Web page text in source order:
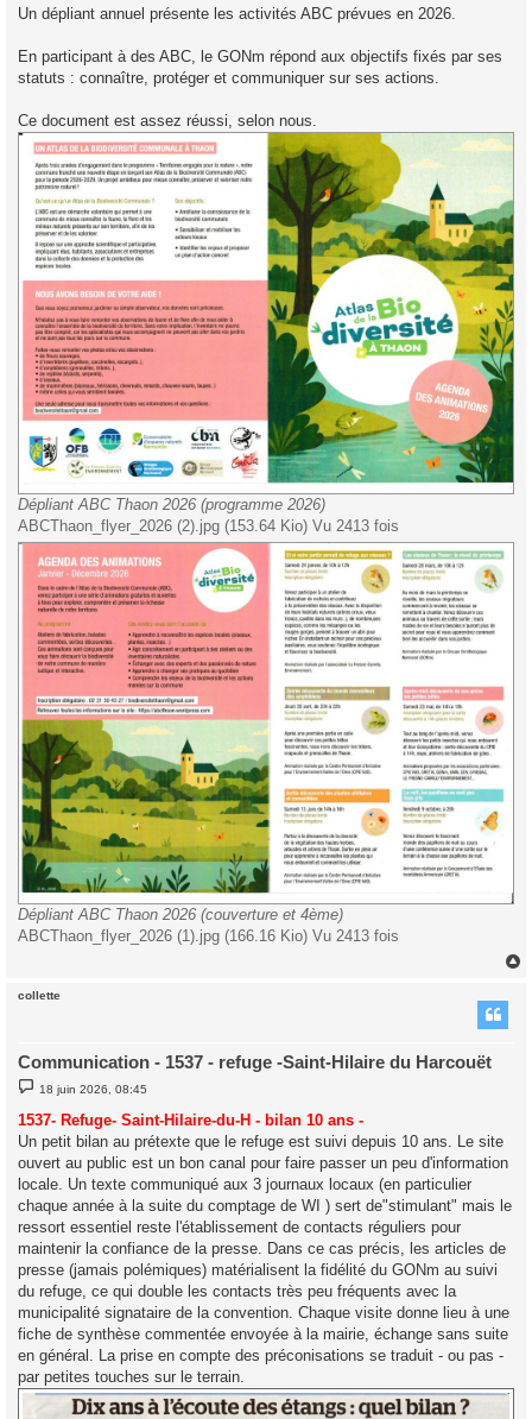
Un dépliant annuel présente les activités ABC prévues en 2026.
En participant à des ABC, le GONm répond aux objectifs fixés par ses
statuts : connaître, protéger et communiquer sur ses actions.
Ce document est assez réussi, selon nous.
Dépliant ABC Thaon 2026 (programme 2026)
ABCThaon_flyer_2026 (2).jpg (153.64 Kio) Vu 2413 fois
Dépliant ABC Thaon 2026 (couverture et 4ème)
ABCThaon_flyer_2026 (1).jpg (166.16 Kio) Vu 2413 fois
collette
Communication - 1537 - refuge -Saint-Hilaire du Harcouët
M
e
s
s
a
g
e
18 juin 2026, 08:45
1537- Refuge- Saint-Hilaire-du-H - bilan 10 ans -
Un petit bilan au prétexte que le refuge est suivi depuis 10 ans. Le site
ouvert au public est un bon canal pour faire passer un peu d'information
locale. Un texte communiqué aux 3 journaux locaux (en particulier
chaque année à la suite du comptage de WI ) sert de"stimulant" mais le
ressort essentiel reste l'établissement de contacts réguliers pour
maintenir la confiance de la presse. Dans ce cas précis, les articles de
presse (jamais polémiques) matérialisent la fidélité du GONm au suivi
du refuge, ce qui double les contacts très peu fréquents avec la
municipalité signataire de la convention. Chaque visite donne lieu à une
fiche de synthèse commentée envoyée à la mairie, échange sans suite
en général. La prise en compte des préconisations se traduit - ou pas -
par petites touches sur le terrain.